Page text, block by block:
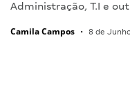
Administração, T.I e
Camila Campos • 8 de